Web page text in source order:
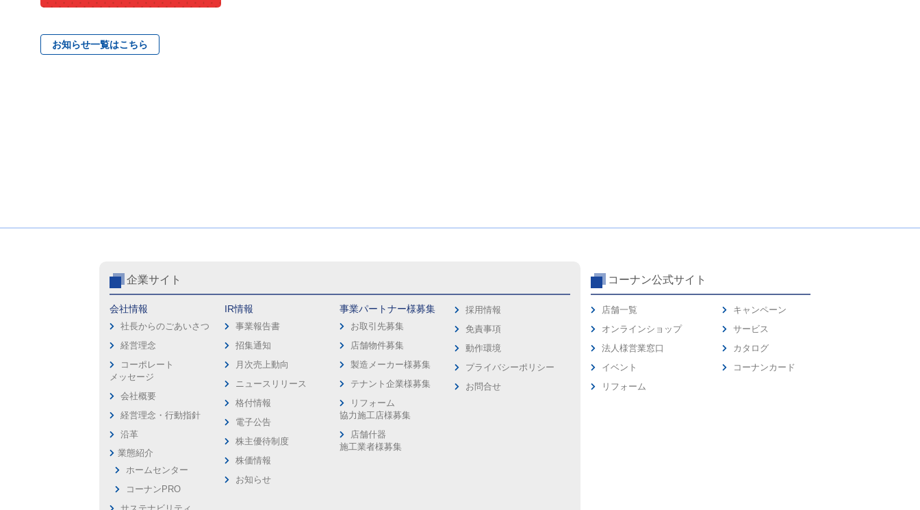
お知らせ一覧はこちら
企業サイト
会社情報
社長からのごあいさつ
経営理念
コーポレート
メッセージ
会社概要
経営理念・行動指針
沿革
業態紹介
ホームセンター
コーナンPRO
IR情報
事業報告書
招集通知
月次売上動向
ニュースリリース
格付情報
電子公告
株主優待制度
株価情報
お知らせ
事業パートナー様募集
お取引先募集
店舗物件募集
製造メーカー様募集
テナント企業様募集
リフォーム
協力施工店様募集
店舗什器
施工業者様募集
採用情報
免責事項
動作環境
プライバシーポリシー
お問合せ
コーナン公式サイト
店舗一覧
オンラインショップ
法人様営業窓口
イベント
リフォーム
キャンペーン
サービス
カタログ
コーナンカード